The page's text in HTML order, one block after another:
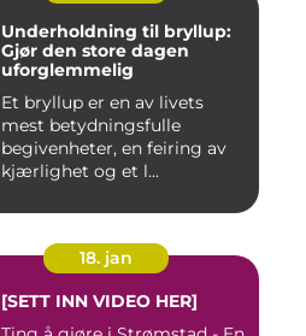
Underholdning til bryllup:
Gjør den store dagen
uforglemmelig
Et bryllup er en av livets
mest betydningsfulle
begivenheter, en feiring av
kjærlighet og et l...
18. jan
[SETT INN VIDEO HER]